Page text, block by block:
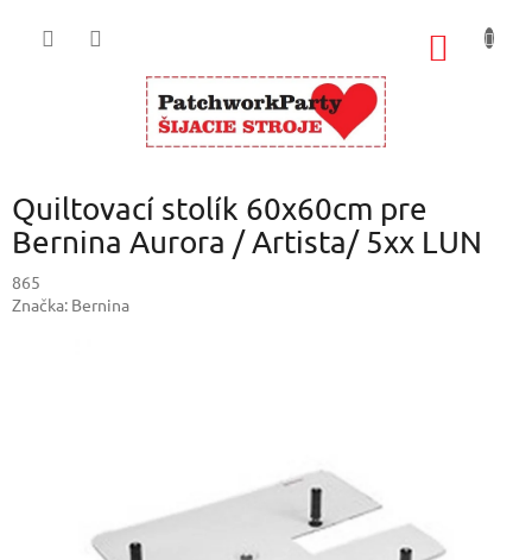
Quiltovací stolík 60x60cm pre
Bernina Aurora / Artista/ 5xx LUN
865
Značka: Bernina